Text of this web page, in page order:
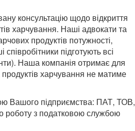
консультацію щодо відкриття
харчування. Наші адвокати та
продуктів потужності,
підготують всі
Наша компанія отримає для
харчування не матиме
Вашого підприємства: ПАТ, ТОВ,
роботу з податковою службою